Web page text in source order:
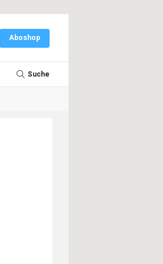
Aboshop
Suche